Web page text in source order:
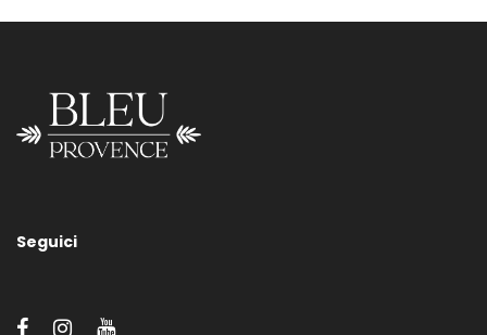
Composizione disponibile in diversi colori e materiali, su
Seguici